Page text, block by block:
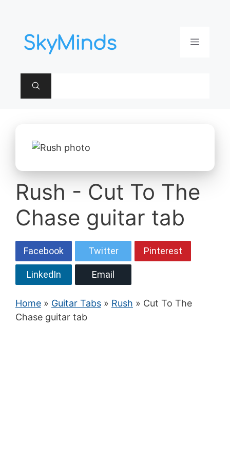
contenu
Menu
Rush - Cut To The
Chase guitar tab
Facebook Twitter Pinterest
LinkedIn Email
Home » Guitar Tabs » Rush » Cut To The
Chase guitar tab